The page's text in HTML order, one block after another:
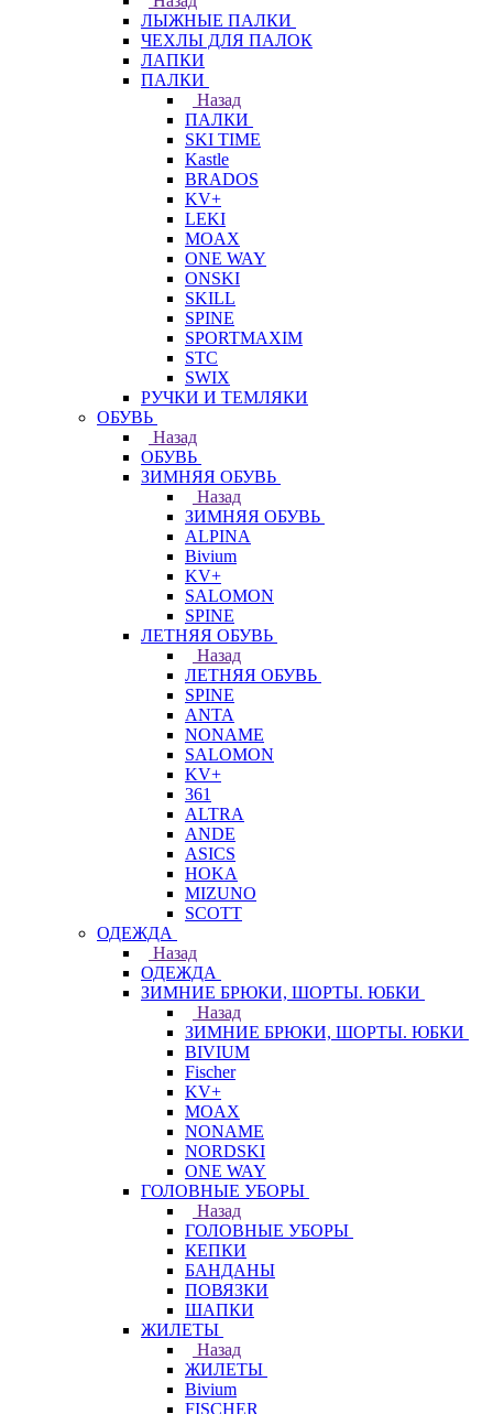
ЛЫЖНЫЕ ПАЛКИ
ЧЕХЛЫ ДЛЯ ПАЛОК
ЛАПКИ
ПАЛКИ
Назад
ПАЛКИ
SKI TIME
Kastle
BRADOS
KV+
LEKI
MOAX
ONE WAY
ONSKI
SKILL
SPINE
SPORTMAXIM
STC
SWIX
РУЧКИ И ТЕМЛЯКИ
ОБУВЬ
Назад
ОБУВЬ
ЗИМНЯЯ ОБУВЬ
Назад
ЗИМНЯЯ ОБУВЬ
ALPINA
Bivium
KV+
SALOMON
SPINE
ЛЕТНЯЯ ОБУВЬ
Назад
ЛЕТНЯЯ ОБУВЬ
SPINE
ANTA
NONAME
SALOMON
KV+
361
ALTRA
ANDE
ASICS
HOKA
MIZUNO
SCOTT
ОДЕЖДА
Назад
ОДЕЖДА
ЗИМНИЕ БРЮКИ, ШОРТЫ. ЮБКИ
Назад
ЗИМНИЕ БРЮКИ, ШОРТЫ. ЮБКИ
BIVIUM
Fischer
KV+
MOAX
NONAME
NORDSKI
ONE WAY
ГОЛОВНЫЕ УБОРЫ
Назад
ГОЛОВНЫЕ УБОРЫ
КЕПКИ
БАНДАНЫ
ПОВЯЗКИ
ШАПКИ
ЖИЛЕТЫ
Назад
ЖИЛЕТЫ
Bivium
FISCHER